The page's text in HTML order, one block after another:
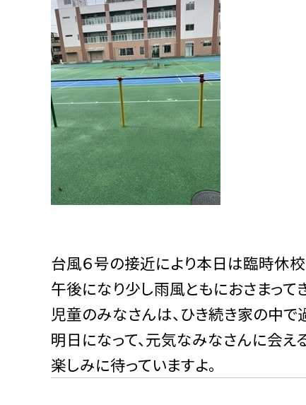
台風６号の接近により本日は臨時休校
午後になり少し雨風ともにおさまって
児童のみなさんは、ひき続き家の中で
明日になって、元気なみなさんに会え
楽しみに待っていますよ。